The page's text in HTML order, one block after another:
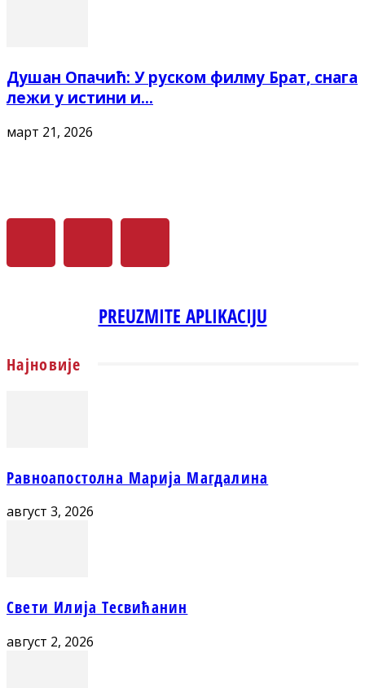
Душан Опачић: У руском филму Брат, снага
лежи у истини и...
март 21, 2026
PREUZMITE APLIKACIJU
Најновије
Равноапостолна Марија Магдалина
август 3, 2026
Свети Илија Тесвићанин
август 2, 2026